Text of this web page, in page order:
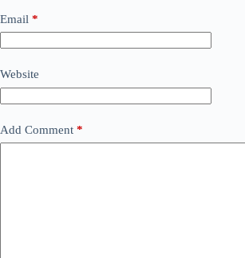
Email *
Website
Add Comment *